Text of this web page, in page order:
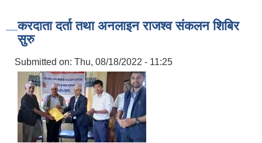
करदाता दर्ता तथा अनलाइन राजश्व संकलन शिबिर
सुरु
Submitted on: Thu, 08/18/2022 - 11:25